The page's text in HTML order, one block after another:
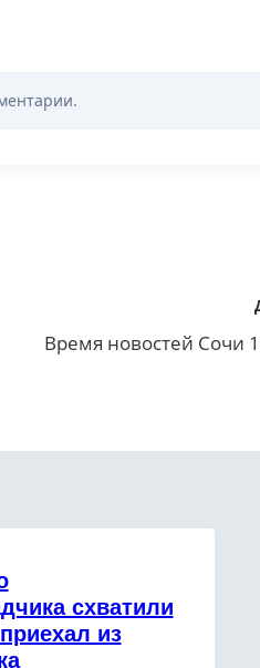
Время новостей Сочи
схватили
из